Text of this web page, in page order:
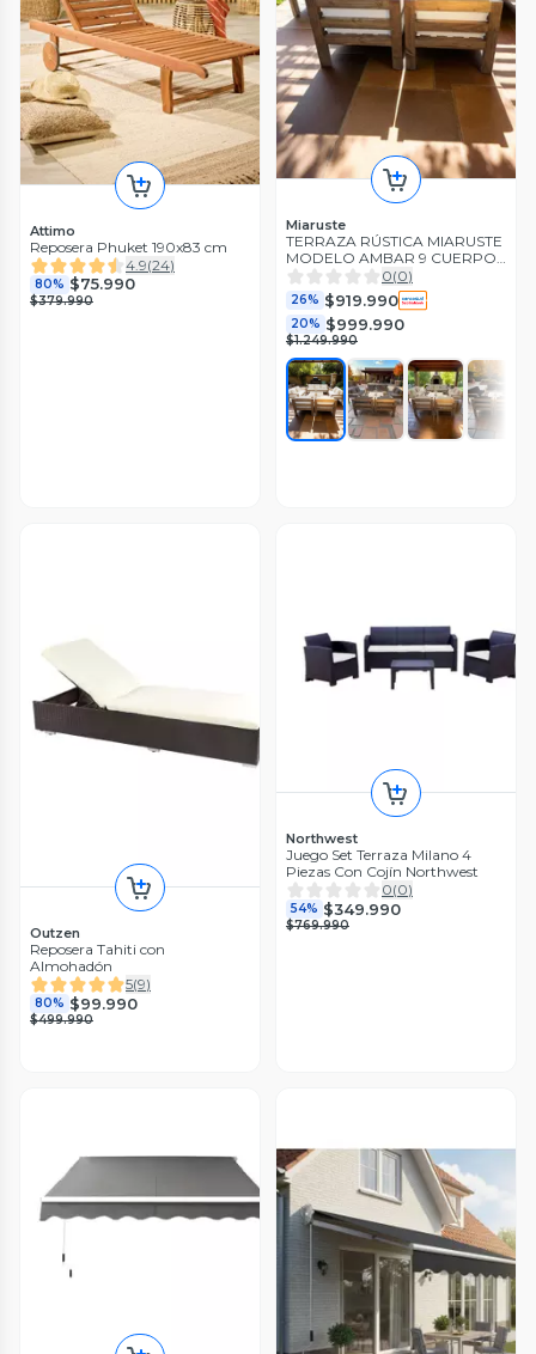
Attimo
Reposera Phuket 190x83 cm
4.9(24)
80% $75.990
$379.990
Miaruste
TERRAZA RÚSTICA MIARUSTE
MODELO AMBAR 9 CUERPOS
MADERA COLOR ROBLE
0(0)
26% $919.990
20% $999.990
$1.249.990
Outzen
Reposera Tahiti con
Almohadón
5(9)
80% $99.990
$499.990
Northwest
Juego Set Terraza Milano 4
Piezas Con Cojín Northwest
0(0)
54% $349.990
$769.990